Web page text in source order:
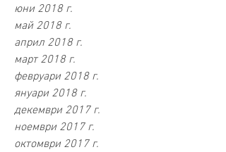
юни 2018 г.
май 2018 г.
април 2018 г.
март 2018 г.
февруари 2018 г.
януари 2018 г.
декември 2017 г.
ноември 2017 г.
октомври 2017 г.